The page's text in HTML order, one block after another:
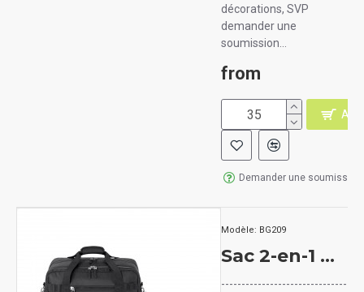
décorations, SVP
demander une
soumission...
from
Demander une soumission
Modèle: BG209
Sac 2-en-1 DUFFLE: voyage et travail
-------------------------------